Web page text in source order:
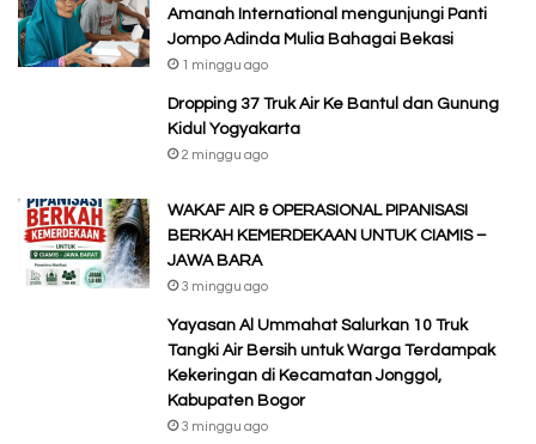
Amanah International mengunjungi Panti
Jompo Adinda Mulia Bahagai Bekasi
1 minggu ago
Dropping 37 Truk Air Ke Bantul dan Gunung
Kidul Yogyakarta
2 minggu ago
WAKAF AIR & OPERASIONAL PIPANISASI
BERKAH KEMERDEKAAN UNTUK CIAMIS –
JAWA BARA
3 minggu ago
Yayasan Al Ummahat Salurkan 10 Truk
Tangki Air Bersih untuk Warga Terdampak
Kekeringan di Kecamatan Jonggol,
Kabupaten Bogor
3 minggu ago